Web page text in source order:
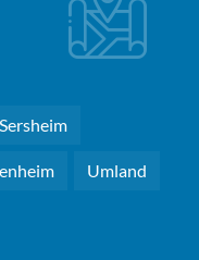
Sersheim
Umland